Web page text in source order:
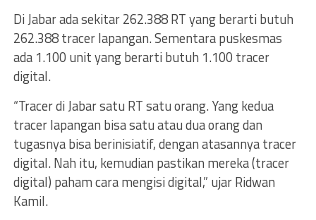
Di Jabar ada sekitar 262.388 RT yang berarti butuh
262.388 tracer lapangan. Sementara puskesmas
ada 1.100 unit yang berarti butuh 1.100 tracer
digital.
“Tracer di Jabar satu RT satu orang. Yang kedua
tracer lapangan bisa satu atau dua orang dan
tugasnya bisa berinisiatif, dengan atasannya tracer
digital. Nah itu, kemudian pastikan mereka (tracer
digital) paham cara mengisi digital,” ujar Ridwan
Kamil.